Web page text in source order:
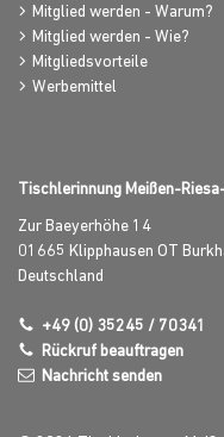
Mitglied werden - Warum?
Mitglied werden - Wie?
Mitgliedsvorteile
Werbemittel
Tischlerinnung Meißen-
Zur Baeyerhöhe 14
01665 Klipphausen OT
Deutschland
+49 (0) 35245 / 70341
Rückruf beauftragen
Nachricht senden